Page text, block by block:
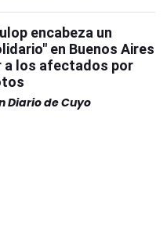
encabeza un
en Buenos Aires
a los afectados por
Diario de Cuyo